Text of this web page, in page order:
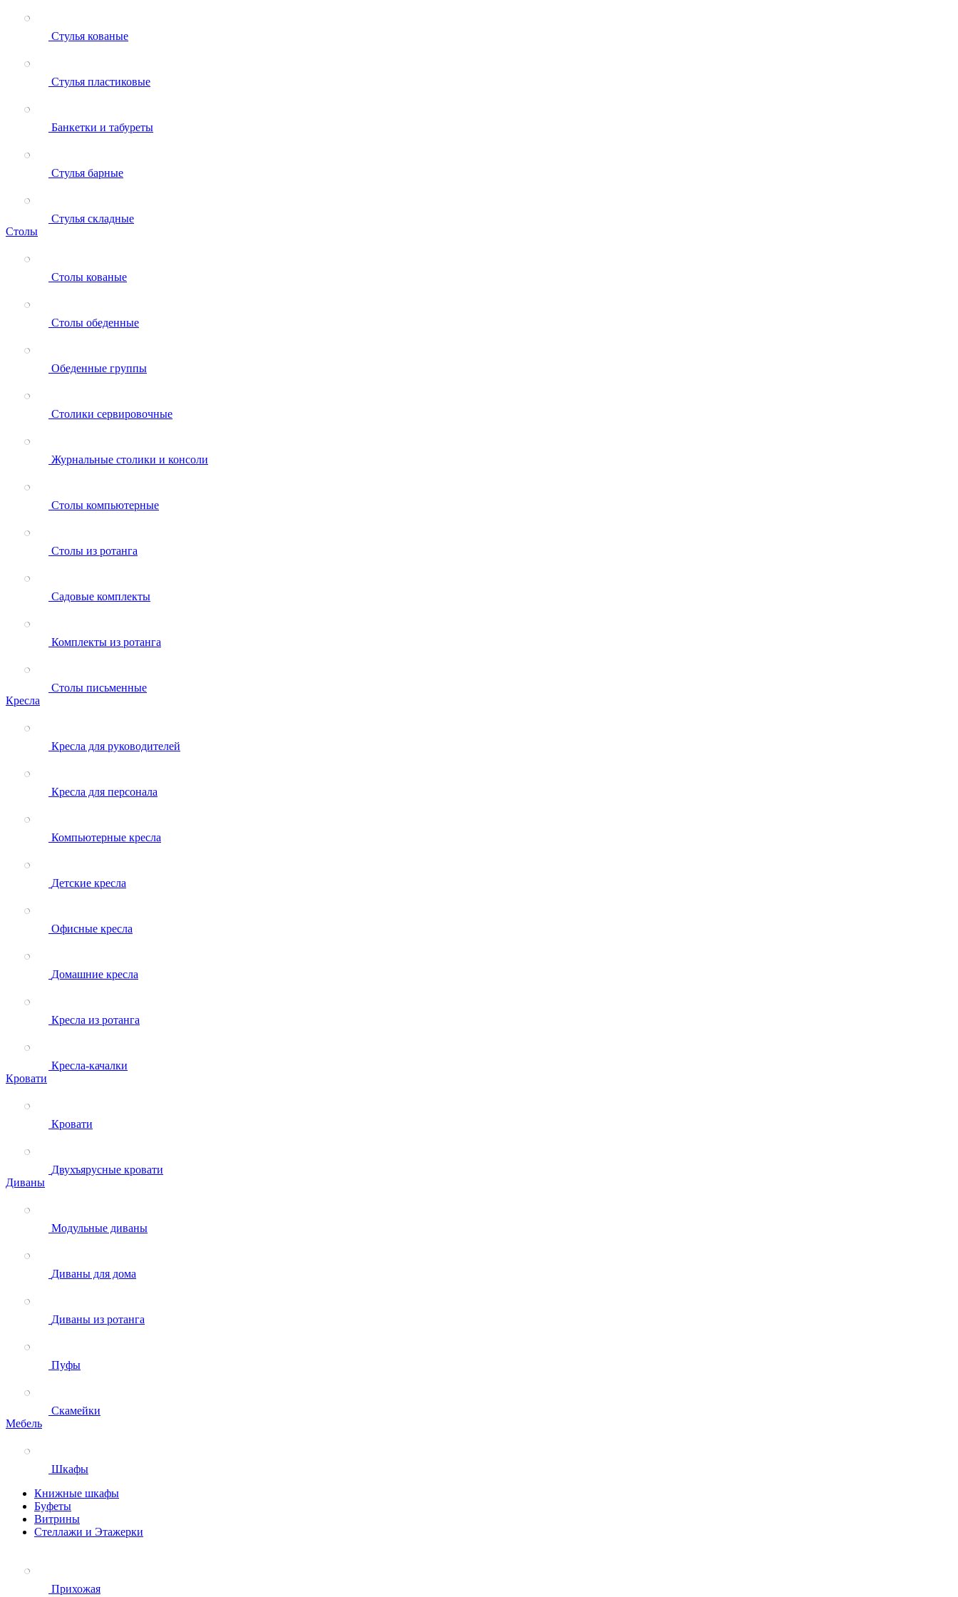
Стулья кованые
Стулья пластиковые
Банкетки и табуреты
Стулья барные
Стулья складные
Столы
Столы кованые
Столы обеденные
Обеденные группы
Столики сервировочные
Журнальные столики и консоли
Столы компьютерные
Столы из ротанга
Садовые комплекты
Комплекты из ротанга
Столы письменные
Кресла
Кресла для руководителей
Кресла для персонала
Компьютерные кресла
Детские кресла
Офисные кресла
Домашние кресла
Кресла из ротанга
Кресла-качалки
Кровати
Кровати
Двухъярусные кровати
Диваны
Модульные диваны
Диваны для дома
Диваны из ротанга
Пуфы
Скамейки
Мебель
Шкафы
Книжные шкафы
Буфеты
Витрины
Стеллажи и Этажерки
Прихожая